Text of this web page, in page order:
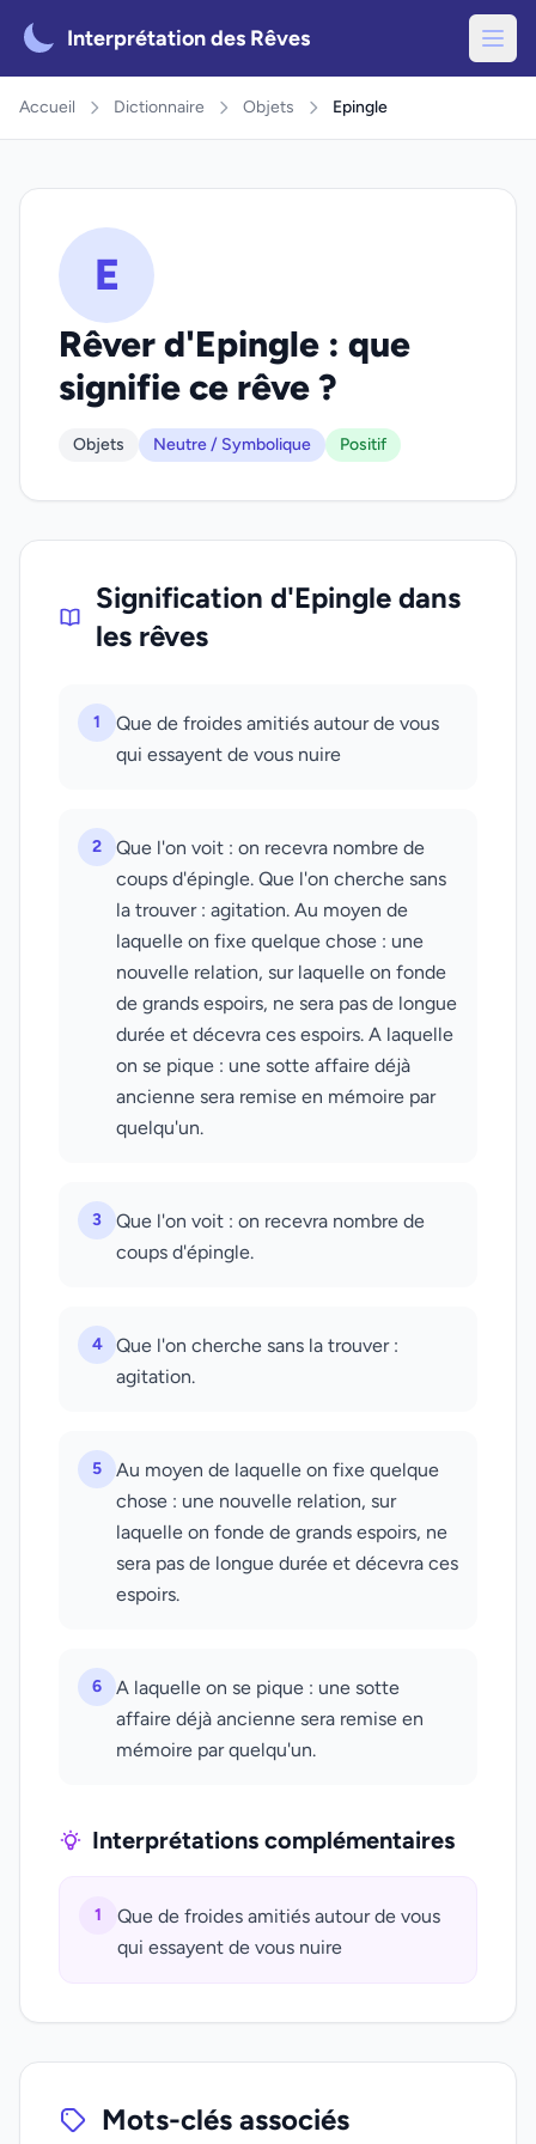
Interprétation des Rêves
Accueil Dictionnaire Objets Epingle
E
Rêver d'Epingle : que
signifie ce rêve ?
Objets Neutre / Symbolique Positif
Signification d'Epingle dans
les rêves
1
Que de froides amitiés autour de vous
qui essayent de vous nuire
2
Que l'on voit : on recevra nombre de
coups d'épingle. Que l'on cherche sans
la trouver : agitation. Au moyen de
laquelle on fixe quelque chose : une
nouvelle relation, sur laquelle on fonde
de grands espoirs, ne sera pas de longue
durée et décevra ces espoirs. A laquelle
on se pique : une sotte affaire déjà
ancienne sera remise en mémoire par
quelqu'un.
3
Que l'on voit : on recevra nombre de
coups d'épingle.
4
Que l'on cherche sans la trouver :
agitation.
5
Au moyen de laquelle on fixe quelque
chose : une nouvelle relation, sur
laquelle on fonde de grands espoirs, ne
sera pas de longue durée et décevra ces
espoirs.
6
A laquelle on se pique : une sotte
affaire déjà ancienne sera remise en
mémoire par quelqu'un.
Interprétations complémentaires
1
Que de froides amitiés autour de vous
qui essayent de vous nuire
Mots-clés associés